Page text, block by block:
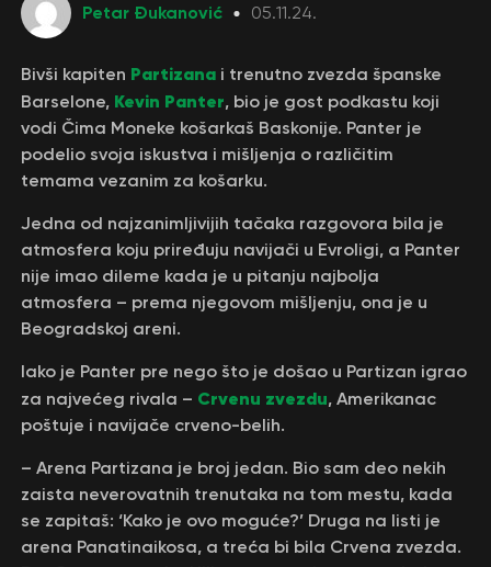
Petar Đukanović 05.11.24.
Bivši kapiten Partizanai trenutno zvezda španske
Barselone, Kevin Panter, bio je gost podkastu koji
vodi Čima Moneke košarkaš Baskonije. Panter je
podelio svoja iskustva i mišljenja o različitim
temama vezanim za košarku.
Jedna od najzanimljivijih tačaka razgovora bila je
atmosfera koju priređuju navijači u Evroligi, a Panter
nije imao dileme kada je u pitanju najbolja
atmosfera – prema njegovom mišljenju, ona je u
Beogradskoj areni.
Iako je Panter pre nego što je došao u Partizan igrao
za najvećeg rivala – Crvenu zvezdu, Amerikanac
poštuje i navijače crveno-belih.
– Arena Partizana je broj jedan. Bio sam deo nekih
zaista neverovatnih trenutaka na tom mestu, kada
se zapitaš: ‘Kako je ovo moguće?’ Druga na listi je
arena Panatinaikosa, a treća bi bila Crvena zvezda.